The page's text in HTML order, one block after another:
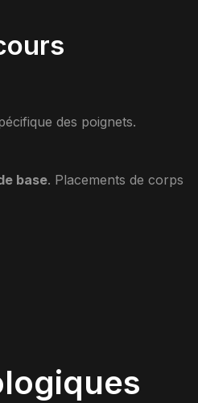
des poignets.
base. Placements de corps